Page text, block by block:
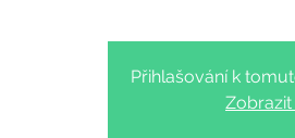
Přihlašování k